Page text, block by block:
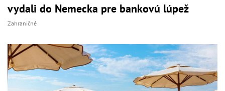
vydali do Nemecka pre bankovú lúpež
Zahraničné